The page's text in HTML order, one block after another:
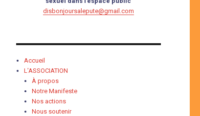
disbonjoursalepute@gmail.com
Accueil
L’ASSOCIATION
À propos
Notre Manifeste
Nos actions
Nous soutenir